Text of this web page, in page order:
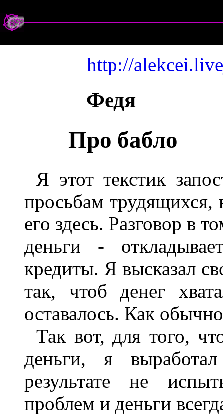
http://
Федя
Про бабло
Я этот текстик
просьбам трудящихся,
его здесь. Разговор в
деньги -
кредиты. Я высказал
так, чтоб денег
оставалось. Как
Так вот, для того,
деньги, я
результате не
проблем и деньги